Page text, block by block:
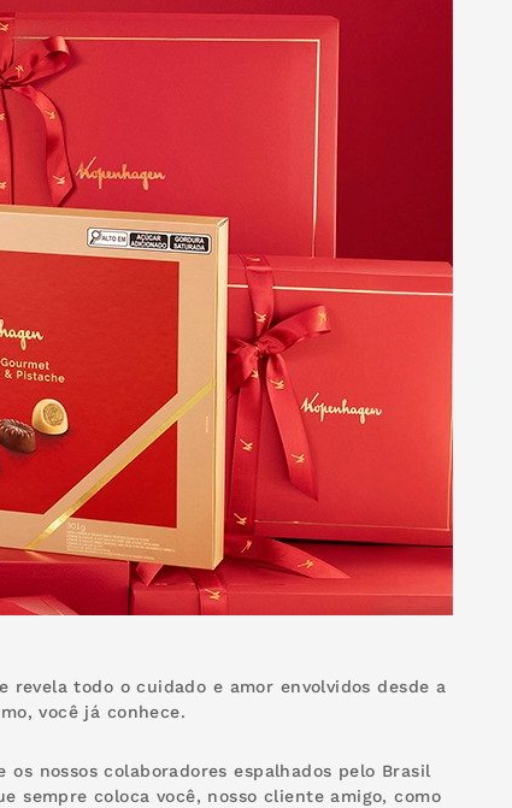
todo o cuidado e amor envolvidos desde a
você já conhece.
nossos colaboradores espalhados pelo Brasil
sempre coloca você, nosso cliente amigo, como